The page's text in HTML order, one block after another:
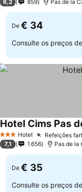
6,2 859 Pas de la
De € 34
Consulte os preços de
3 EstrelasHotel Refeições
Hotel Cims Pas
7,1 1.656 Pas de la
De € 35
Consulte os preços de